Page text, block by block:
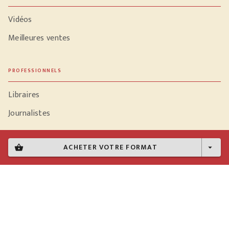
shopping_basket ACHETER VOTRE FORMAT arrow_drop_down
Vidéos
Meilleures ventes
PROFESSIONNELS
Libraires
Journalistes
Données personnelles